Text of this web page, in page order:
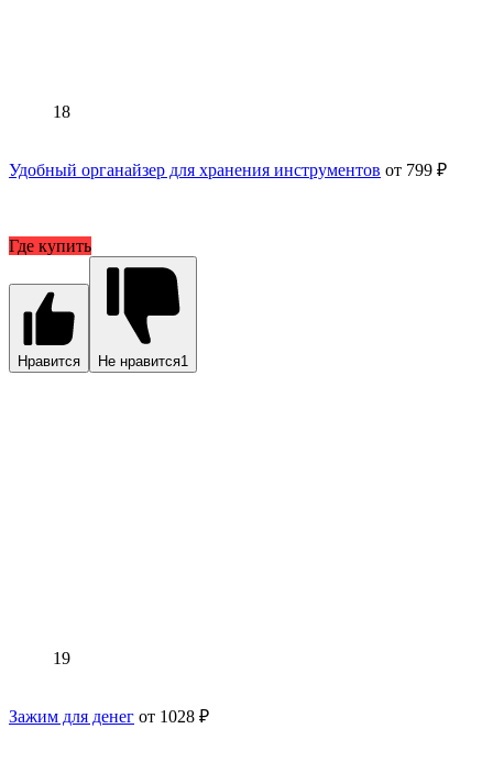
18
Удобный органайзер для хранения инструментов от 799 ₽
Где купить
Нравится Не нравится1
19
Зажим для денег от 1028 ₽